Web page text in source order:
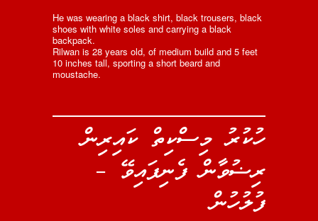
He was wearing a black shirt, black trousers, black
shoes with white soles and carrying a black
backpack.
Rilwan is 28 years old, of medium build and 5 feet
10 inches tall, sporting a short beard and
moustache.
ހުކުރު މިސްކިތް ކައިރިން
ރިޟުވާން ފެނިފައިވޭ –
ފުލުހުން